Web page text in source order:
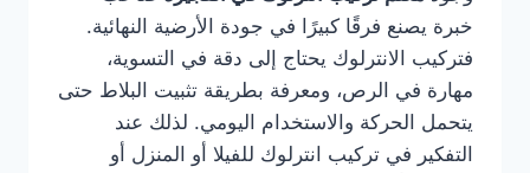
خبرة يصنع فرقًا كبيرًا في جودة الأرضية النهائية.
فتركيب الانترلوك يحتاج إلى دقة في التسوية،
مهارة في الرص، ومعرفة بطريقة تثبيت البلاط حتى
يتحمل الحركة والاستخدام اليومي. لذلك عند
التفكير في تركيب انترلوك للفيلا أو المنزل أو